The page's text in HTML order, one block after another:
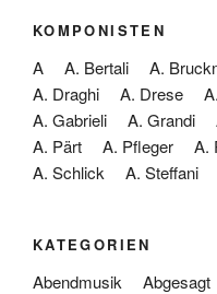
KOMPONISTEN
A A. Bertali A.
A. Draghi
A. Drese
A. Gabrieli
A. Grandi
A. Pärt
A. Pfleger A.
A. Schlick
A. Steffani
KATEGORIEN
Abendmusik Abgesagt